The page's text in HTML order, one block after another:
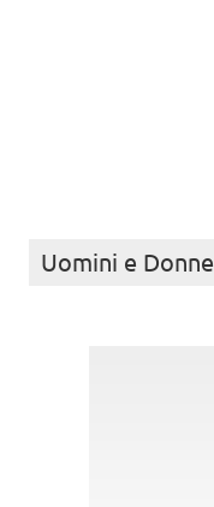
Uomini e Donne